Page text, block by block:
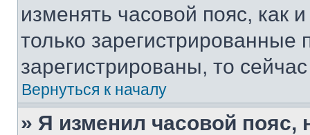
изменять часовой пояс, как
только
зарегистрированы, то
Вернуться к началу
» Я изменил часовой пояс,